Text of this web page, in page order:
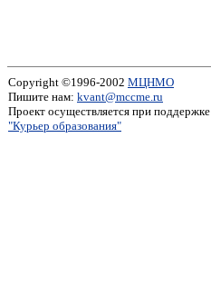
Copyright ©1996-2002 МЦНМО
Пишите нам: kvant@mccme.ru
Проект осуществляется при поддержке
"Курьер образования"